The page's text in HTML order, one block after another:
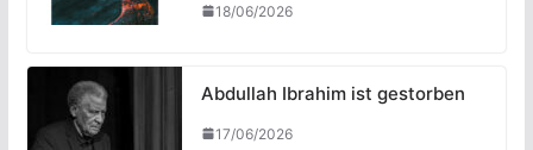
18/06/2026
Abdullah Ibrahim ist gestorben
17/06/2026